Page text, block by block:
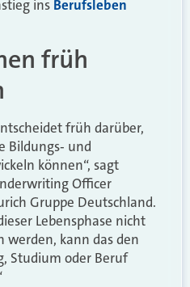
ins Berufsleben
früh
früh darüber,
Bildungs‑ und
können“, sagt
Officer
Gruppe Deutschland.
Lebensphase nicht
kann das den
Studium oder Beruf